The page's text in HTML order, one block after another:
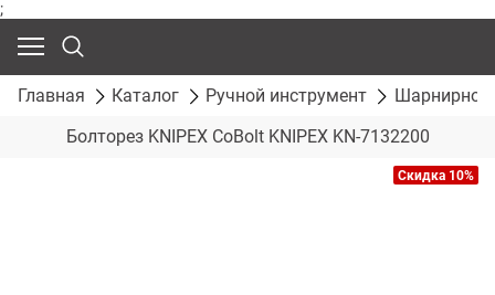
;
Главная Каталог Ручной инструмент
Шарнирно-
Болторез KNIPEX CoBolt KNIPEX KN-7132200
Скидка 10%